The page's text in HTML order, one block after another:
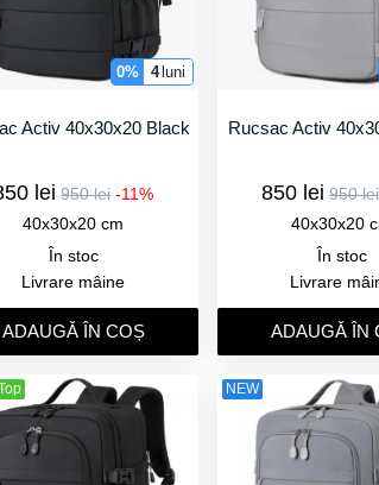
0% 4 luni
Activ 40x30x20 Black
lei 950 lei -11%
40x30x20 cm
În stoc
Livrare mâine
ADAUGǍ ÎN COȘ
Rucsac Activ
850 lei 950 lei
40x30x20
În stoc
Livrare
ADAUGǍ ÎN
NEW